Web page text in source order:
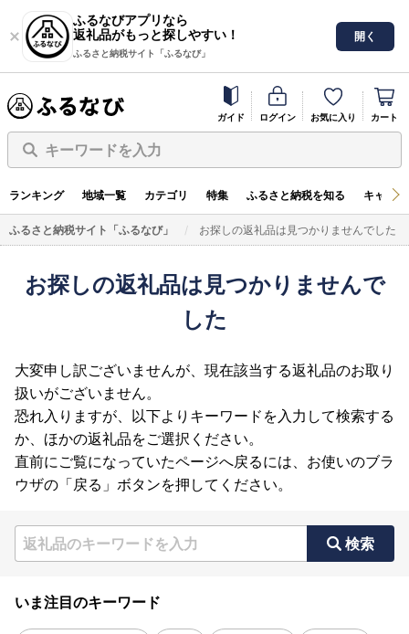
ふるなびアプリなら
返礼品がもっと探しやすい！
ふるさと納税サイト「ふるなび」
開く
ガイド ログイン お気に入り カート
キーワードを入力
ランキング 地域一覧 カテゴリ 特集 ふるさと納税を知る キャン
ふるさと納税サイト「ふるなび」 お探しの返礼品は見つかりませんでした
お探しの返礼品は見つかりませんで
した
大変申し訳ございませんが、現在該当する返礼品のお取り
扱いがございません。
恐れ入りますが、以下よりキーワードを入力して検索する
か、ほかの返礼品をご選択ください。
直前にご覧になっていたページへ戻るには、お使いのブラ
ウザの「戻る」ボタンを押してください。
検索
いま注目のキーワード